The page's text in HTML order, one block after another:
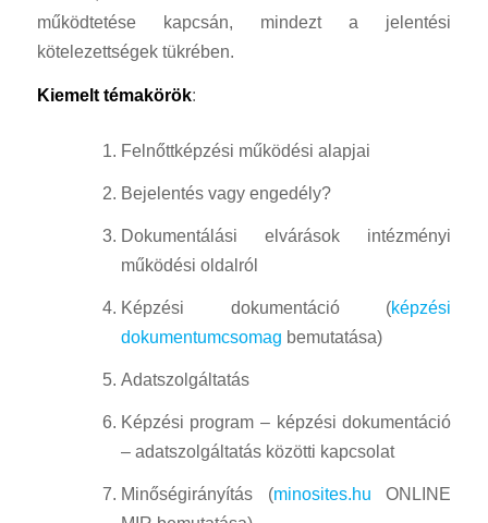
működtetése kapcsán, mindezt a jelentési
kötelezettségek tükrében.
Kiemelt témakörök:
Felnőttképzési működési alapjai
Bejelentés vagy engedély?
Dokumentálási elvárások intézményi
működési oldalról
Képzési dokumentáció (képzési
dokumentumcsomag bemutatása)
Adatszolgáltatás
Képzési program – képzési dokumentáció
– adatszolgáltatás közötti kapcsolat
Minőségirányítás (minosites.hu ONLINE